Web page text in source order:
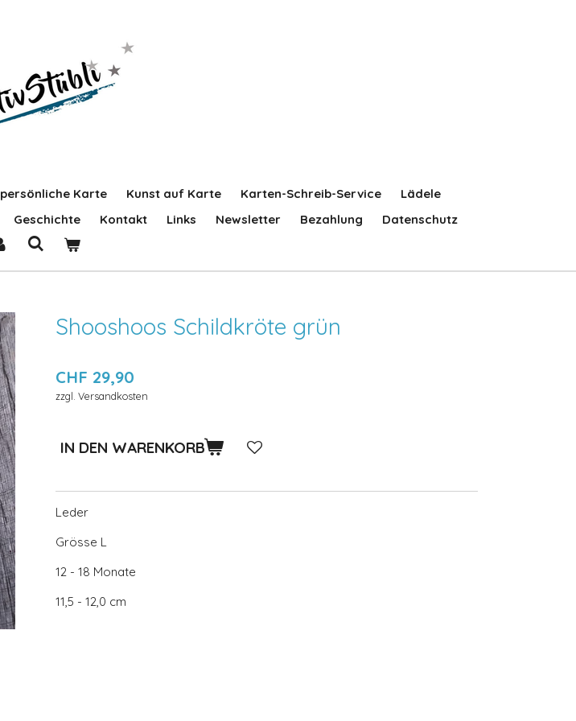
persönliche Karte Kunst auf Karte Karten-Schreib-Service
Lädele
Geschichte Kontakt Links Newsletter Bezahlung Datenschutz
Shooshoos Schildkröte grün
CHF 29,90
zzgl. Versandkosten
IN DEN WARENKORB
Leder
Grösse L
12 - 18 Monate
11,5 - 12,0 cm